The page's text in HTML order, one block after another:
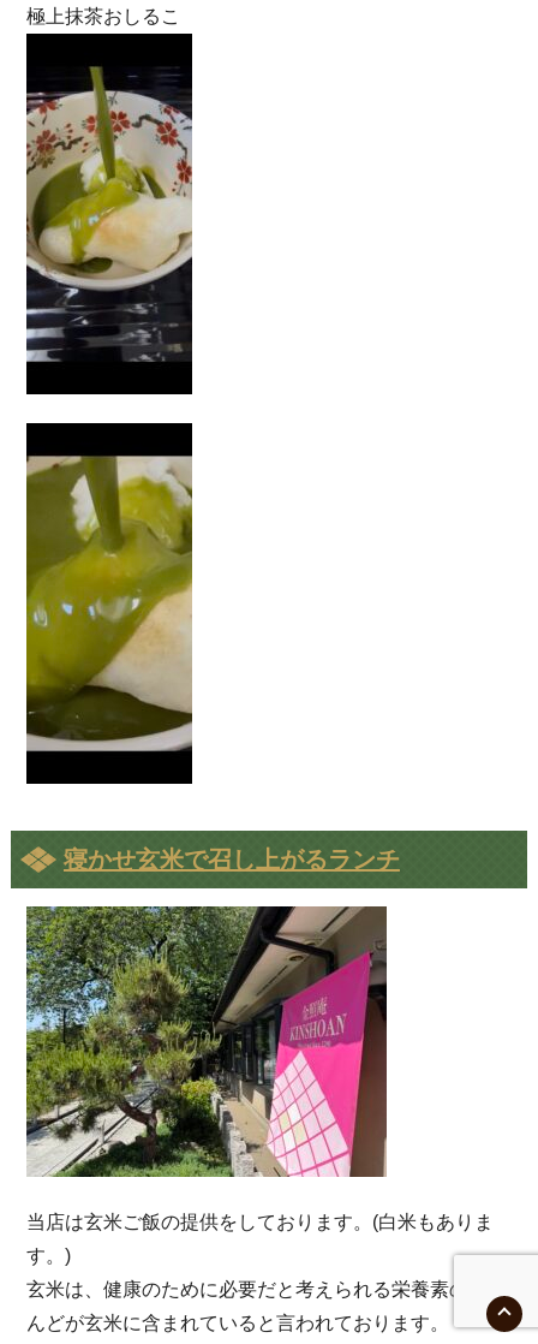
極上抹茶おしるこ
寝かせ玄米で召し上がるランチ
当店は玄米ご飯の提供をしております。(白米もありま
す。)
玄米は、健康のために必要だと考えられる栄養素のほと
んどが玄米に含まれていると言われております。